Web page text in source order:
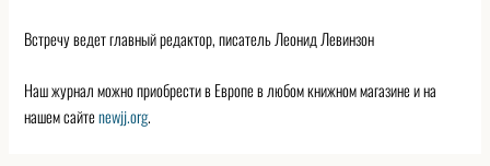
Встречу ведет главный редактор, писатель Леонид Левинзон
Наш журнал можно приобрести в Европе в любом книжном магазине и на
нашем сайтеnewjj.org.